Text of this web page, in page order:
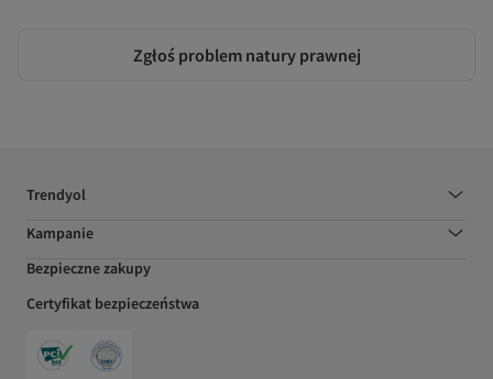
Zgłoś problem natury prawnej
Trendyol
Kampanie
Bezpieczne zakupy
Certyfikat bezpieczeństwa